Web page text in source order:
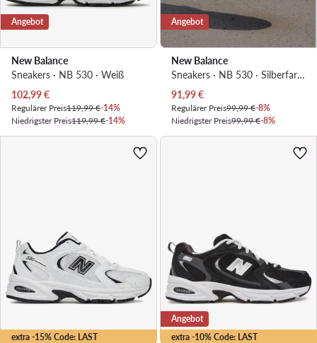
Angebot
New Balance
Sneakers · NB 530 · Weiß
Aktueller Preis
102,99€
Regulärer Preis119,99 €-14%
Niedrigster Preis119,99 €-14%
Angebot
New Balance
Sneakers · NB 530 · Silberfarben
Aktueller Preis
91,99€
Regulärer Preis99,99 €-8%
Niedrigster Preis99,99 €-8%
extra -15% Code: LAST extra -10% Code: LAST
Angebot